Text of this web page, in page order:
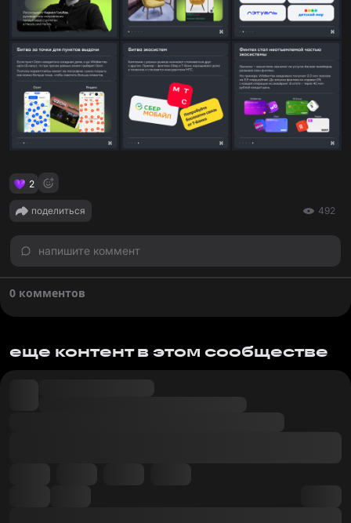
2
поделиться 492
напишите коммент
0 комментов
еще контент в этом сообществе